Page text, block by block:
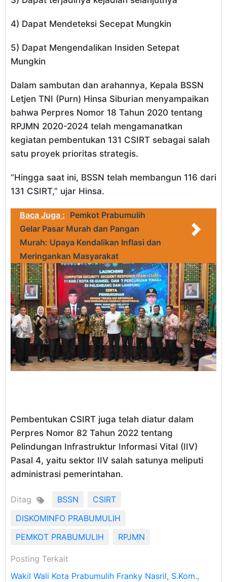
4) Dapat Mendeteksi Secepat Mungkin
5) Dapat Mengendalikan Insiden Setepat
Mungkin
Dalam sambutan dan arahannya, Kepala BSSN
Letjen TNI (Purn) Hinsa Siburian menyampaikan
bahwa Perpres Nomor 18 Tahun 2020 tentang
RPJMN 2020-2024 telah mengamanatkan
kegiatan pembentukan 131 CSIRT sebagai salah
satu proyek prioritas strategis.
“Hingga saat ini, BSSN telah membangun 116 dari
131 CSIRT,” ujar Hinsa.
Baca Juga : Pemkot Prabumulih
Gelar Pasar Murah dan Pangan
Murah: Upaya Kendalikan Inflasi dan
Meringankan Masyarakat
Pembentukan CSIRT juga telah diatur dalam
Perpres Nomor 82 Tahun 2022 tentang
Pelindungan Infrastruktur Informasi Vital (IIV)
Pasal 4, yaitu sektor IIV salah satunya meliputi
administrasi pemerintahan.
Ditag BSSN
CSIRT
DISKOMINFO PRABUMULIH
PEMKOT PRABUMULIH
RPJMN
Posting Terkait
Wakil Wali Kota Prabumulih Franky Nasril, S.Kom.,